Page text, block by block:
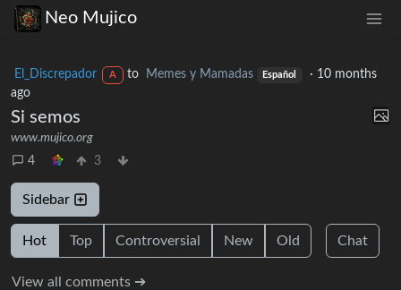
Neo Mujico
El_Discrepador A to Memes y Mamadas Español · 10 months
ago
Si semos
www.mujico.org
4
3
Sidebar
Hot Top Controversial New Old Chat
View all comments ➔